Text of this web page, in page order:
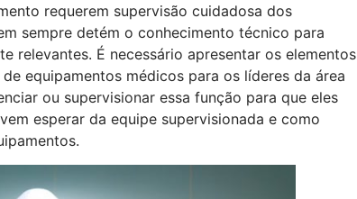
requerem supervisão cuidadosa dos
sempre detém o conhecimento técnico para
relevantes. É necessário apresentar os elementos
equipamentos médicos para os líderes da área
ou supervisionar essa função para que eles
esperar da equipe supervisionada e como